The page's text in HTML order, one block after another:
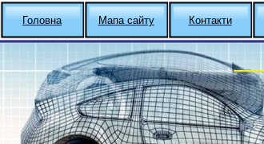
Головна Мапа сайту Контакти